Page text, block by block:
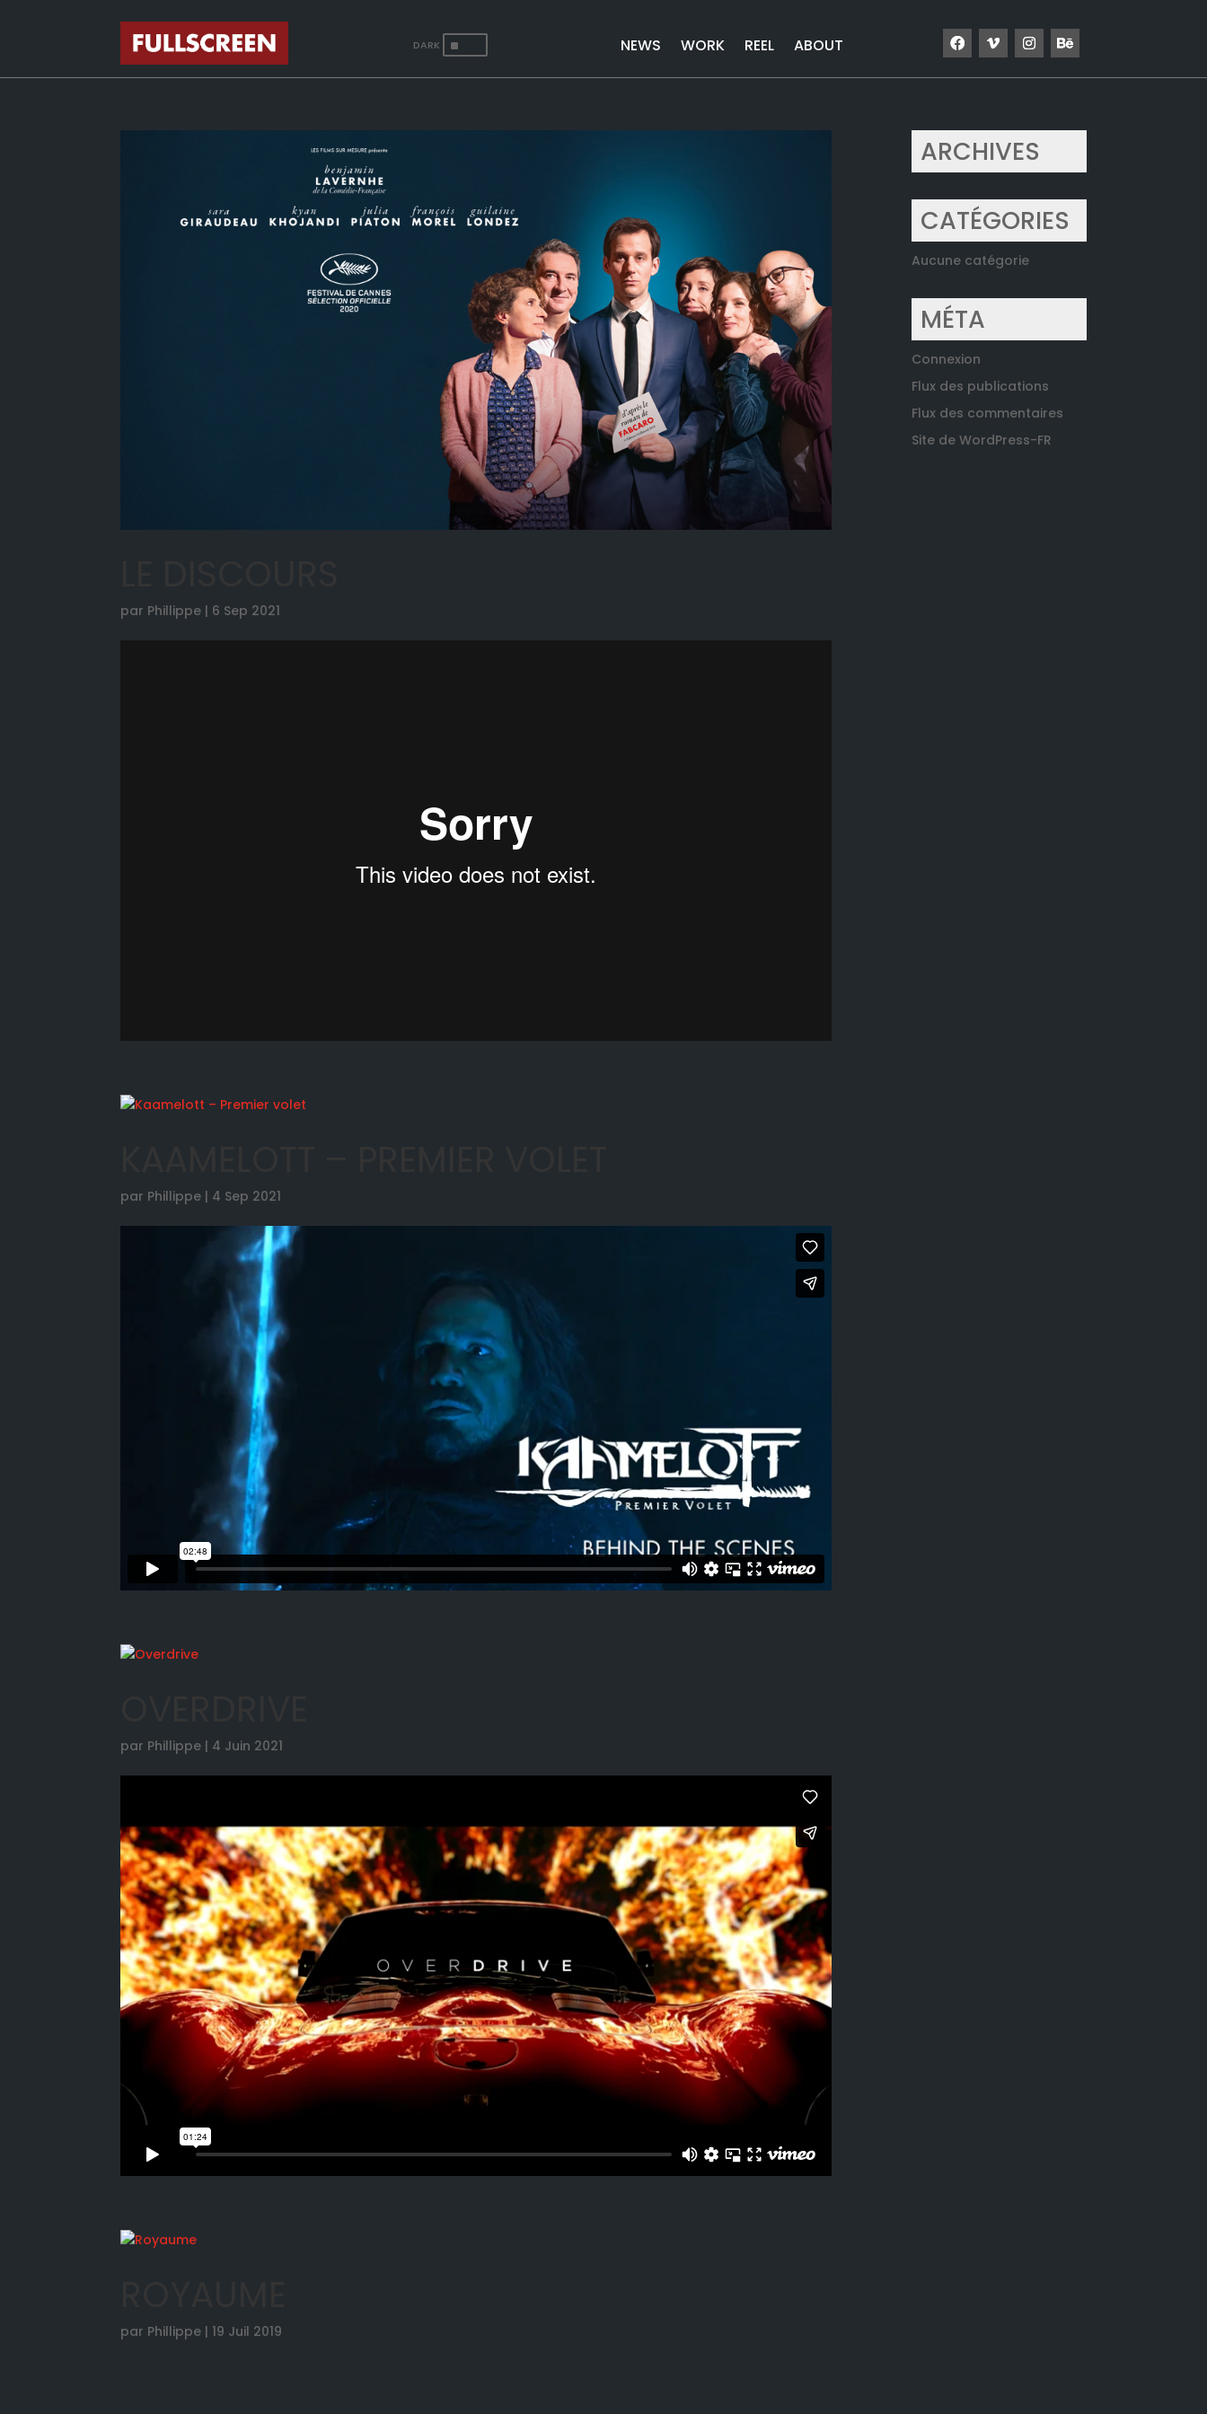
^ NEWS WORK REEL ABOUT
par Phillippe | 6 Sep 2021
par Phillippe | 4 Sep 2021
par Phillippe | 4 Juin 2021
par Phillippe | 19 Juil 2019
ARCHIVES
CATÉGORIES
Aucune catégorie
MÉTA
Connexion
Flux des publications
Flux des commentaires
Site de WordPress-FR